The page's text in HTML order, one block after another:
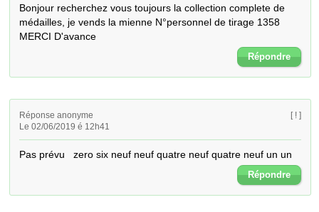
Bonjour recherchez vous toujours la collection complete de
médailles, je vends la mienne N°personnel de tirage 1358
MERCI D'avance
Répondre
Réponse anonyme
Le 02/06/2019 é 12h41
[ ! ]
Pas prévu   zero six neuf neuf quatre neuf quatre neuf un un
Répondre